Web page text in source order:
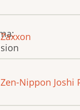
Zaxxon
Zen-Nippon Joshi